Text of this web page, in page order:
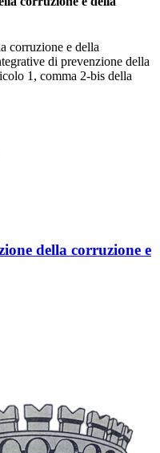
corruzione e della
di prevenzione della
1, comma 2-bis della
della corruzione e